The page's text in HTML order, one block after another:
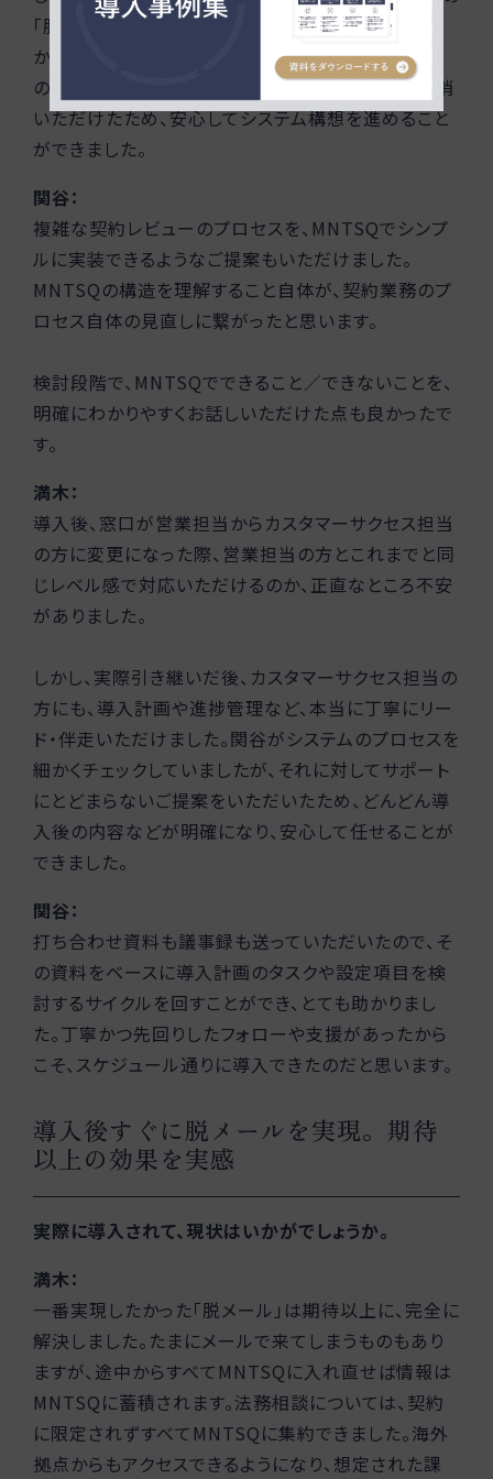
「脱メール」に関しても、どのように実現していくべき
か、MNTSQ導入前の段階だとイメージしづらかった
のですが、私たちの迷いや疑問を都度汲み取って解消
いただけたため、安心してシステム構想を進めること
ができました。
関谷：
複雑な契約レビューのプロセスを、MNTSQでシンプ
ルに実装できるようなご提案もいただけました。
MNTSQの構造を理解すること自体が、契約業務のプ
ロセス自体の見直しに繋がったと思います。
検討段階で、MNTSQでできること／できないことを、
明確にわかりやすくお話しいただけた点も良かったで
す。
満木：
導入後、窓口が営業担当からカスタマーサクセス担当
の方に変更になった際、営業担当の方とこれまでと同
じレベル感で対応いただけるのか、正直なところ不安
がありました。
しかし、実際引き継いだ後、カスタマーサクセス担当の
方にも、導入計画や進捗管理など、本当に丁寧にリー
ド・伴走いただけました。関谷がシステムのプロセスを
細かくチェックしていましたが、それに対してサポート
にとどまらないご提案をいただいたため、どんどん導
入後の内容などが明確になり、安心して任せることが
できました。
関谷：
打ち合わせ資料も議事録も送っていただいたので、そ
の資料をベースに導入計画のタスクや設定項目を検
討するサイクルを回すことができ、とても助かりまし
た。丁寧かつ先回りしたフォローや支援があったから
こそ、スケジュール通りに導入できたのだと思います。
導入後すぐに脱メールを実現。期待
以上の効果を実感
実際に導入されて、現状はいかがでしょうか。
満木：
一番実現したかった「脱メール」は期待以上に、完全に
解決しました。たまにメールで来てしまうものもあり
ますが、途中からすべてMNTSQに入れ直せば情報は
MNTSQに蓄積されます。法務相談については、契約
に限定されずすべてMNTSQに集約できました。海外
拠点からもアクセスできるようになり、想定された課